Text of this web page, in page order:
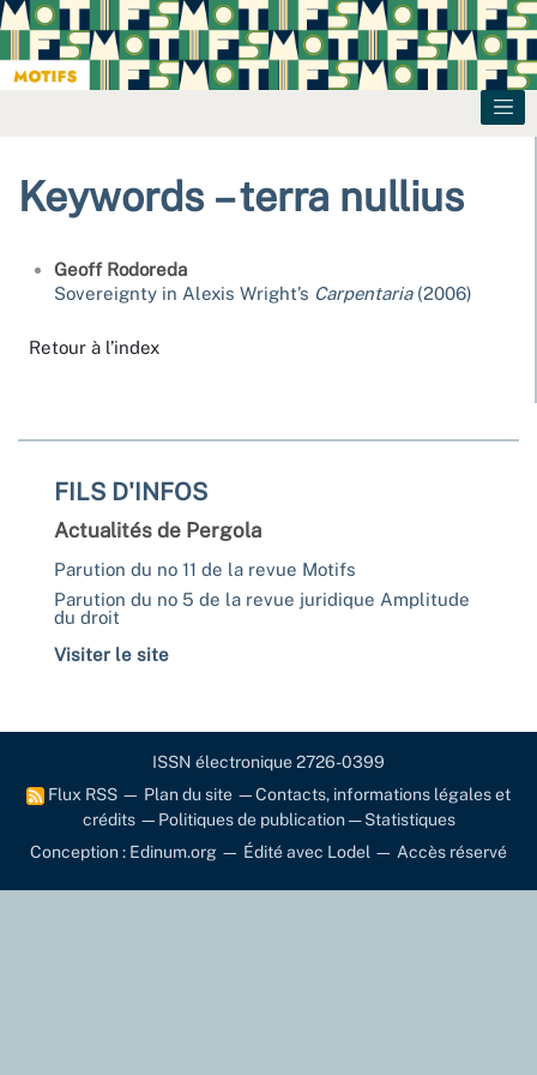
Keywords – terra nullius
Geoff Rodoreda
Sovereignty in Alexis Wright’s Carpentaria(2006)
Retour à l’index
FILS D'INFOS
Actualités de Pergola
Parution du no 11 de la revue Motifs
Parution du no 5 de la revue juridique Amplitude
du droit
Visiter le site
ISSN électronique 2726-0399
Flux RSS — Plan du site —Contacts, informations légales et
crédits— Politiques de publication—Statistiques
Conception : Edinum.org — Édité avec Lodel — Accès réservé